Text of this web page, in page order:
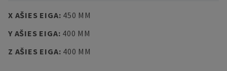
X AŠIES EIGA: 450 MM
Y AŠIES EIGA: 400 MM
Z AŠIES EIGA: 400 MM